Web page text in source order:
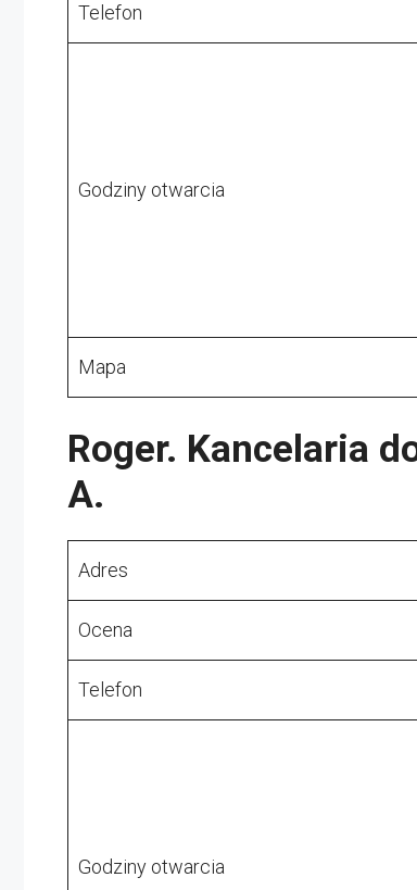
Telefon
Godziny otwarcia
Mapa
Roger. Kancelaria
A.
Adres
Ocena
Telefon
Godziny otwarcia